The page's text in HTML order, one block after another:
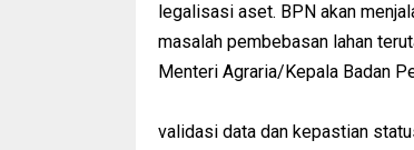
legalisasi aset. BPN akan
masalah pembebasan lahan
Menteri Agraria/Kepala Badan
validasi data dan kepastian